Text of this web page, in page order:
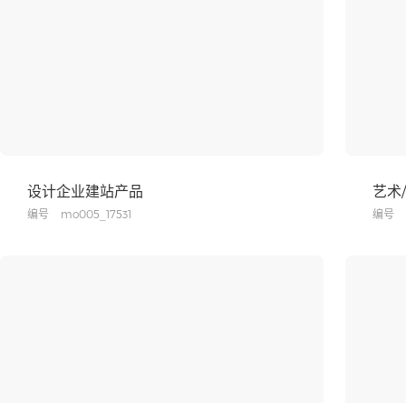
设计企业建站产品
编号 mo005_17531
艺术
编号